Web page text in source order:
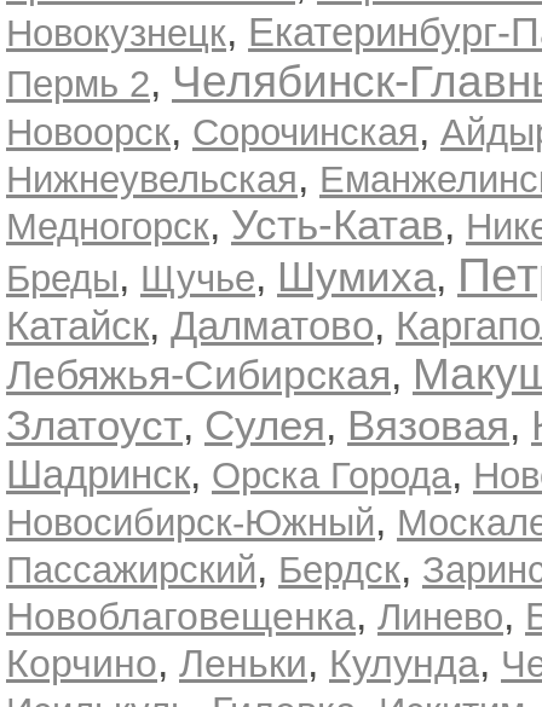
Новокузнецк, Екатеринбург-
Пермь 2, Челябинск-
Новоорск, Сорочинская,
Нижнеувельская,
Медногорск, Усть-Катав,
Бреды, Щучье, Шумиха,
Катайск, Далматово,
Лебяжья-Сибирская,
Златоуст, Сулея, Вязовая,
Шадринск, Орска Города,
Новосибирск-Южный,
Пассажирский, Бердск,
Новоблаговещенка, Линево,
Корчино, Леньки, Кулунда,